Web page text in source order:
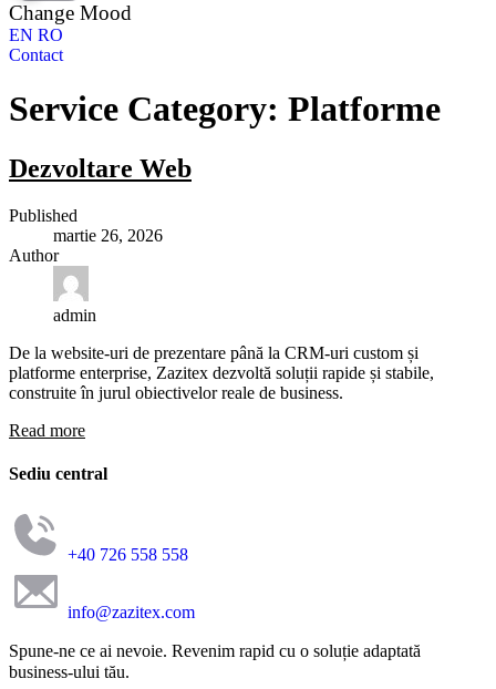
Change Mood
EN RO
Contact
Service Category: Platforme
Dezvoltare Web
Published
martie 26, 2026
Author
admin
De la website-uri de prezentare până la CRM-uri custom și
platforme enterprise, Zazitex dezvoltă soluții rapide și stabile,
construite în jurul obiectivelor reale de business.
Read more
Sediu central
+40 726 558 558
info@zazitex.com
Spune-ne ce ai nevoie. Revenim rapid cu o soluție adaptată
business-ului tău.